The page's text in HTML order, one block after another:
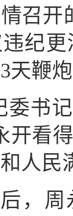
召开
纪
天鞭
记
开看
人民
周永